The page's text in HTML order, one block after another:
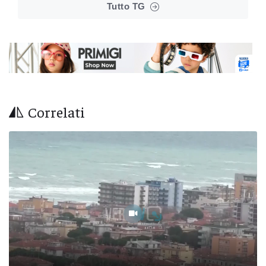
Tutto TG
Correlati